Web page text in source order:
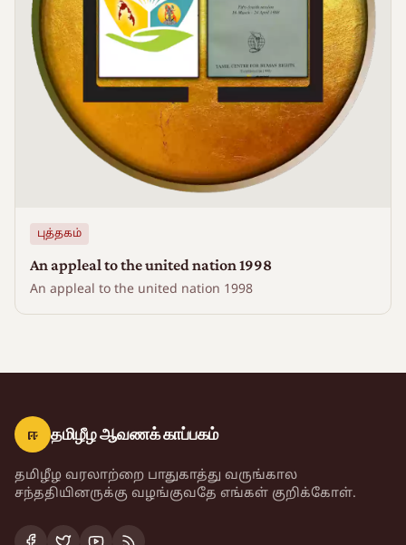
புத்தகம்
An appleal to the united nation 1998
An appleal to the united nation 1998
ஈ தமிழீழ ஆவணக் காப்பகம்
தமிழீழ வரலாற்றை பாதுகாத்து வருங்கால
சந்ததியினருக்கு வழங்குவதே எங்கள் குறிக்கோள்.